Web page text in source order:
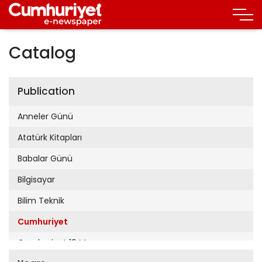
Catalog
Publication
Anneler Günü
Atatürk Kitapları
Babalar Günü
Bilgisayar
Bilim Teknik
Cumhuriyet
Cumhuriyet 19 Mayıs